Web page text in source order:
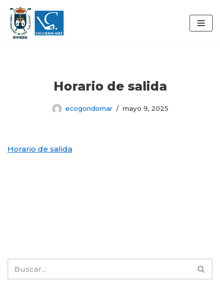
Saltar
al
Horario de salida
ecogondomar mayo 9, 2025
Horario de salida